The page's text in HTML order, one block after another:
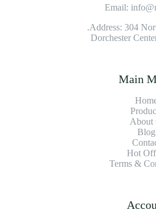
Email:
Address: 304
Dorchester
Main
About
Blog
Hot
Terms &